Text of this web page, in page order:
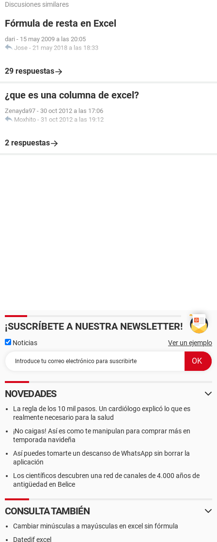
Discusiones similares
Fórmula de resta en Excel
dari - 15 may 2009 a las 20:05
Jose - 21 may 2018 a las 18:33
29 respuestas
¿que es una columna de excel?
Zenayda97 - 30 oct 2012 a las 17:06
Moxhito - 31 oct 2012 a las 19:12
2 respuestas
¡SUSCRÍBETE A NUESTRA NEWSLETTER!
Noticias Ver un ejemplo
NOVEDADES
La regla de los 10 mil pasos. Un cardiólogo explicó lo que es
realmente necesario para la salud
¡No caigas! Así es como te manipulan para comprar más en
temporada navideña
Así puedes tomarte un descanso de WhatsApp sin borrar la
aplicación
Los científicos descubren una red de canales de 4.000 años de
antigüedad en Belice
CONSULTA TAMBIÉN
Cambiar minúsculas a mayúsculas en excel sin fórmula
Datedif excel